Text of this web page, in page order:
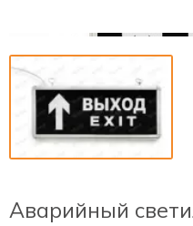
Аварийный